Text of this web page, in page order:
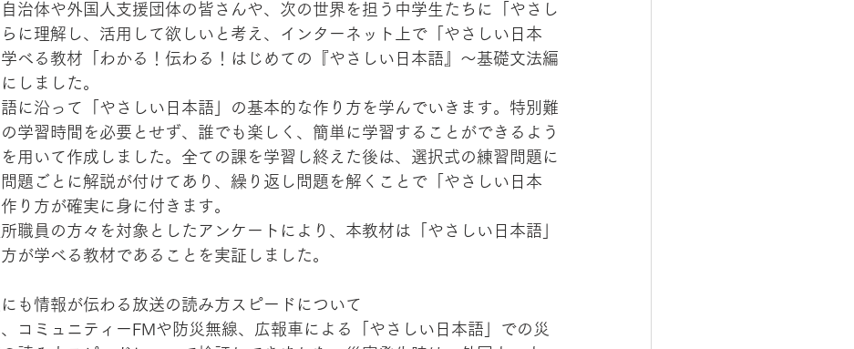
治体や外国人支援団体の皆さんや、次の世界を担う中学生たちに「やさし
に理解し、活用して欲しいと考え、インターネット上で「やさしい日本
べる教材「わかる！伝わる！はじめての『やさしい日本語』～基礎文法編
しました。
に沿って「やさしい日本語」の基本的な作り方を学んでいきます。特別難
学習時間を必要とせず、誰でも楽しく、簡単に学習することができるよう
用いて作成しました。全ての課を学習し終えた後は、選択式の練習問題に
題ごとに解説が付けてあり、繰り返し問題を解くことで「やさしい日本
り方が確実に身に付きます。
職員の方々を対象としたアンケートにより、本教材は「やさしい日本語」
が学べる教材であることを実証しました。
も情報が伝わる放送の読み方スピードについて
コミュニティーFMや防災無線、広報車による「やさしい日本語」での災